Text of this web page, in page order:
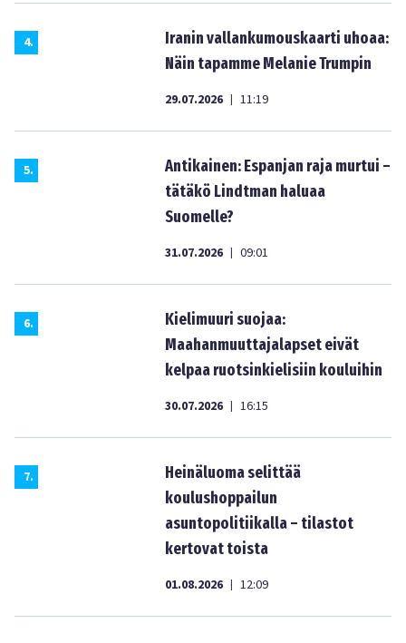
4.
Iranin vallankumouskaarti uhoaa:
Näin tapamme Melanie Trumpin
29.07.2026 | 11:19
5.
Antikainen: Espanjan raja murtui –
tätäkö Lindtman haluaa
Suomelle?
31.07.2026 | 09:01
6.
Kielimuuri suojaa:
Maahanmuuttajalapset eivät
kelpaa ruotsinkielisiin kouluihin
30.07.2026 | 16:15
7.
Heinäluoma selittää
koulushoppailun
asuntopolitiikalla – tilastot
kertovat toista
01.08.2026 | 12:09